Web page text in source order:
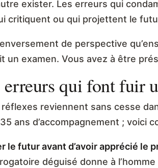
exister. Les erreurs qui
critiquent ou qui projettent le
de perspective
un examen. Vous avez à être
erreurs qui font fuir
réflexes reviennent sans cesse
ans d’accompagnement ; voici
le futur avant d’avoir apprécié le
déguisé donne à l’homme